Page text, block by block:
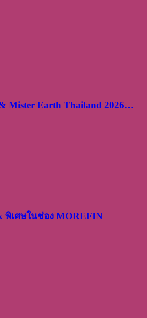
Mister Earth Thailand 2026…
พิเศษในช่อง MOREFIN